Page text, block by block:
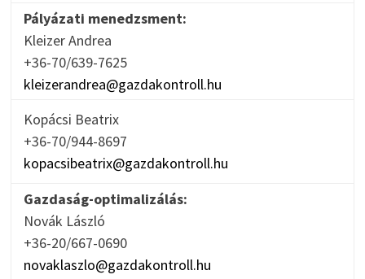
Pályázati menedzsment:
Kleizer Andrea
+36-70/639-7625
kleizerandrea@gazdakontroll.hu
Kopácsi Beatrix
+36-70/944-8697
kopacsibeatrix@gazdakontroll.hu
Gazdaság-optimalizálás:
Novák László
+36-20/667-0690
novaklaszlo@gazdakontroll.hu